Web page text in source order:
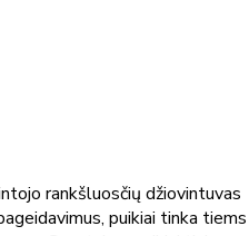
rankšluosčių džiovintuvas
puikiai tinka tiems